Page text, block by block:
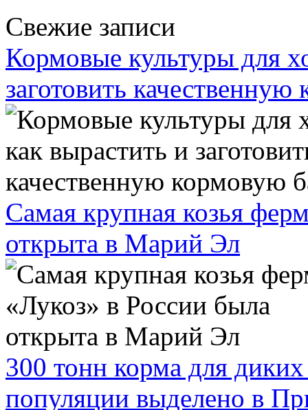
Свежие записи
Кормовые культуры для
заготовить
Самая крупная козья
открыта в Марий Эл
300 тонн корма для
популяции выделено в